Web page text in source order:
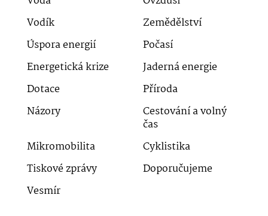
Vodík
Zemědělství
Úspora energií
Počasí
Energetická krize
Jaderná energie
Dotace
Příroda
Názory
Cestování a volný
čas
Mikromobilita
Cyklistika
Tiskové zprávy
Doporučujeme
Vesmír